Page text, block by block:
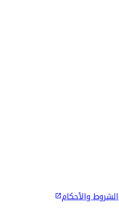
الشروط والأحكام